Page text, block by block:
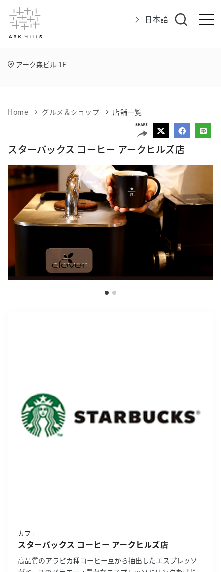
日本語
アークヒルズについて
グルメ＆ショップ
エリアマップ
アクセス
インフォメーション
アーク森ビル 1F
Home グルメ＆ショップ 店舗一覧
スターバックス コーヒー アークヒルズ店
カフェ
スターバックス コーヒー アークヒルズ店
高品質のアラビカ種コーヒー豆から抽出したエスプレッソ